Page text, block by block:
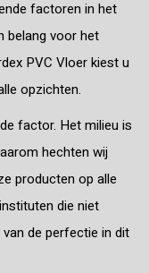
factoren in het
belang voor het
PVC Vloer kiest u
opzichten.
factor. Het milieu is
hechten wij
producten op alle
die niet
de perfectie in dit